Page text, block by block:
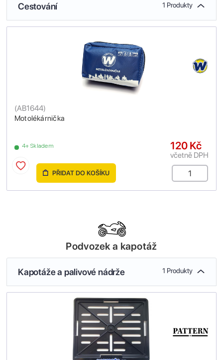
Cestování 1 Produkty
Motolékárnička
(AB1644)
4+ Skladem 120 Kč
včetně DPH
PŘIDAT DO KOŠÍKU
Podvozek a kapotáž
Kapotáže a palivové nádrže 1 Produkty